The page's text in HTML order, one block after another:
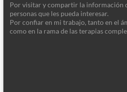
Por visitar y compartir la información
personas que les pueda interesar.
Por confiar en mi trabajo, tanto en el
como en la rama de las terapias